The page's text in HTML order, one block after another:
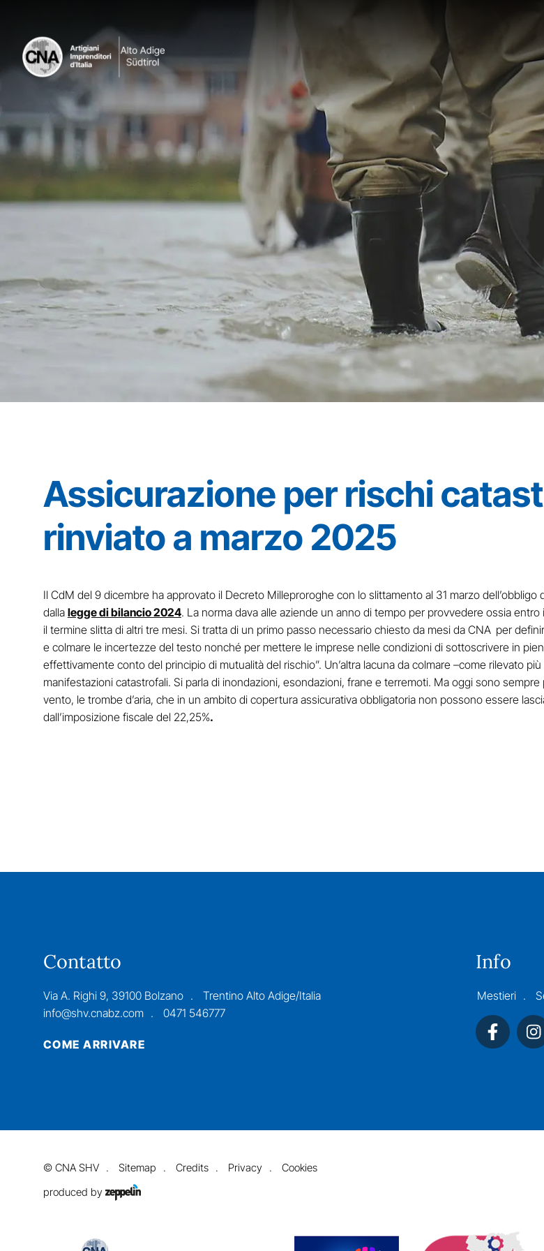
Assicurazione per rischi
rinviato a marzo 2025
Il CdM del 9 dicembre ha approvato il Decreto Milleproroghe con lo slittamento al 31 marzo
dalla legge di bilancio 2024. La norma dava alle aziende un anno di tempo per provvedere ossia
il termine slitta di altri tre mesi. Si tratta di un primo passo necessario chiesto da mesi da CNA per
e colmare le incertezze del testo nonché per mettere le imprese nelle condizioni di sottoscrivere in
effettivamente conto del principio di mutualità del rischio”. Un’altra lacuna da colmare –come rilevato
manifestazioni catastrofali. Si parla di inondazioni, esondazioni, frane e terremoti. Ma oggi sono
vento, le trombe d’aria, che in un ambito di copertura assicurativa obbligatoria non possono essere
dall’imposizione fiscale del 22,25%.
Contatto
Via A. Righi 9, 39100 Bolzano
Trentino Alto Adige/Italia
info@shv.cnabz.com
0471 546777
COME ARRIVARE
Info
Mestieri
© CNA SHV Sitemap Credits Privacy
Cookies
produced by